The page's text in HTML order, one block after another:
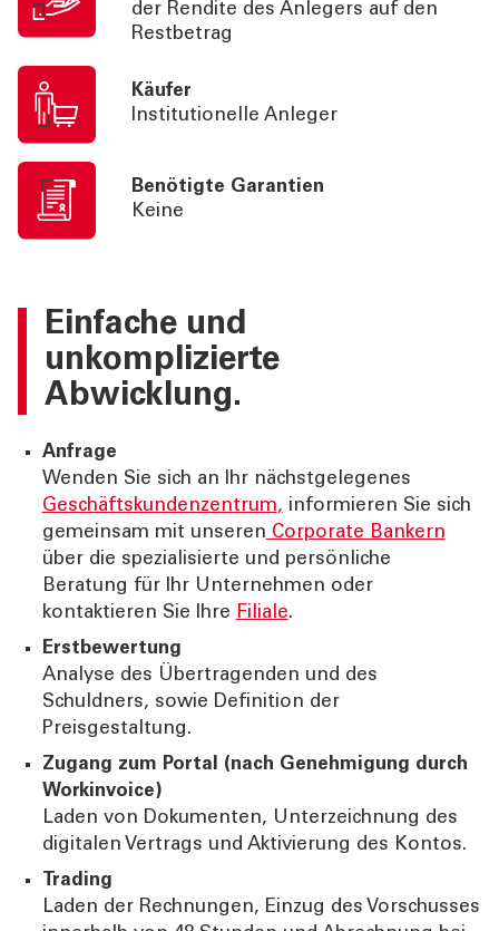
der Rendite des Anlegers auf den
Restbetrag
Käufer
Institutionelle Anleger
Benötigte Garantien
Keine
Einfache und
unkomplizierte
Abwicklung.
Anfrage
Wenden Sie sich an Ihr nächstgelegenes
Geschäftskundenzentrum, informieren Sie sich
gemeinsam mit unseren Corporate Bankern
über die spezialisierte und persönliche
Beratung für Ihr Unternehmen oder
kontaktieren Sie Ihre Filiale.
Erstbewertung
Analyse des Übertragenden und des
Schuldners, sowie Definition der
Preisgestaltung.
Zugang zum Portal (nach Genehmigung durch
Workinvoice)
Laden von Dokumenten, Unterzeichnung des
digitalen Vertrags und Aktivierung des Kontos.
Trading
Laden der Rechnungen, Einzug des Vorschusses